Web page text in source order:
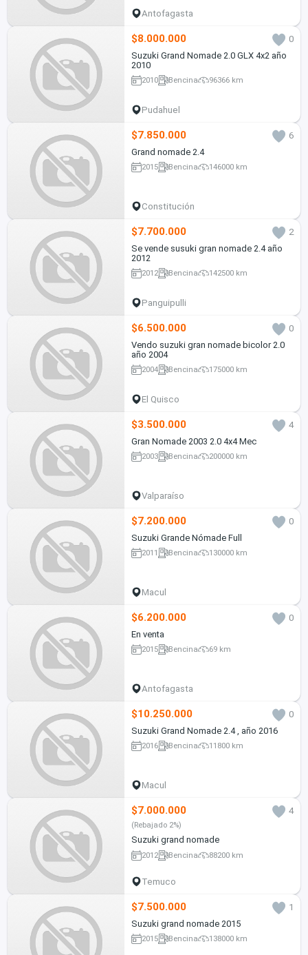
Antofagasta
$8.000.000
0
Suzuki Grand Nomade 2.0 GLX 4x2 año
2010
2010 Bencina 96366 km
Pudahuel
$7.850.000
6
Grand nomade 2.4
2015 Bencina 146000 km
Constitución
$7.700.000
2
Se vende susuki gran nomade 2.4 año
2012
2012 Bencina 142500 km
Panguipulli
$6.500.000
0
Vendo suzuki gran nomade bicolor 2.0
año 2004
2004 Bencina 175000 km
El Quisco
$3.500.000
4
Gran Nomade 2003 2.0 4x4 Mec
2003 Bencina 200000 km
Valparaíso
$7.200.000
0
Suzuki Grande Nómade Full
2011 Bencina 130000 km
Macul
$6.200.000
0
En venta
2015 Bencina 69 km
Antofagasta
$10.250.000
0
Suzuki Grand Nomade 2.4 , año 2016
2016 Bencina 11800 km
Macul
$7.000.000 4
(Rebajado 2%)
Suzuki grand nomade
2012 Bencina 88200 km
Temuco
$7.500.000
1
Suzuki grand nomade 2015
2015 Bencina 138000 km